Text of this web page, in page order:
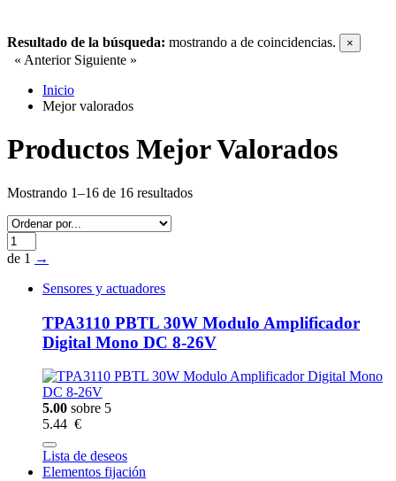
Resultado de la búsqueda: mostrando a de coincidencias. ×
« Anterior Siguiente »
Inicio
Mejor valorados
Productos Mejor Valorados
Mostrando 1–16 de 16 resultados
de 1 →
Sensores y actuadores
TPA3110 PBTL 30W Modulo Amplificador
Digital Mono DC 8-26V
5.00 sobre 5
5.44 €
Lista de deseos
Elementos fijación